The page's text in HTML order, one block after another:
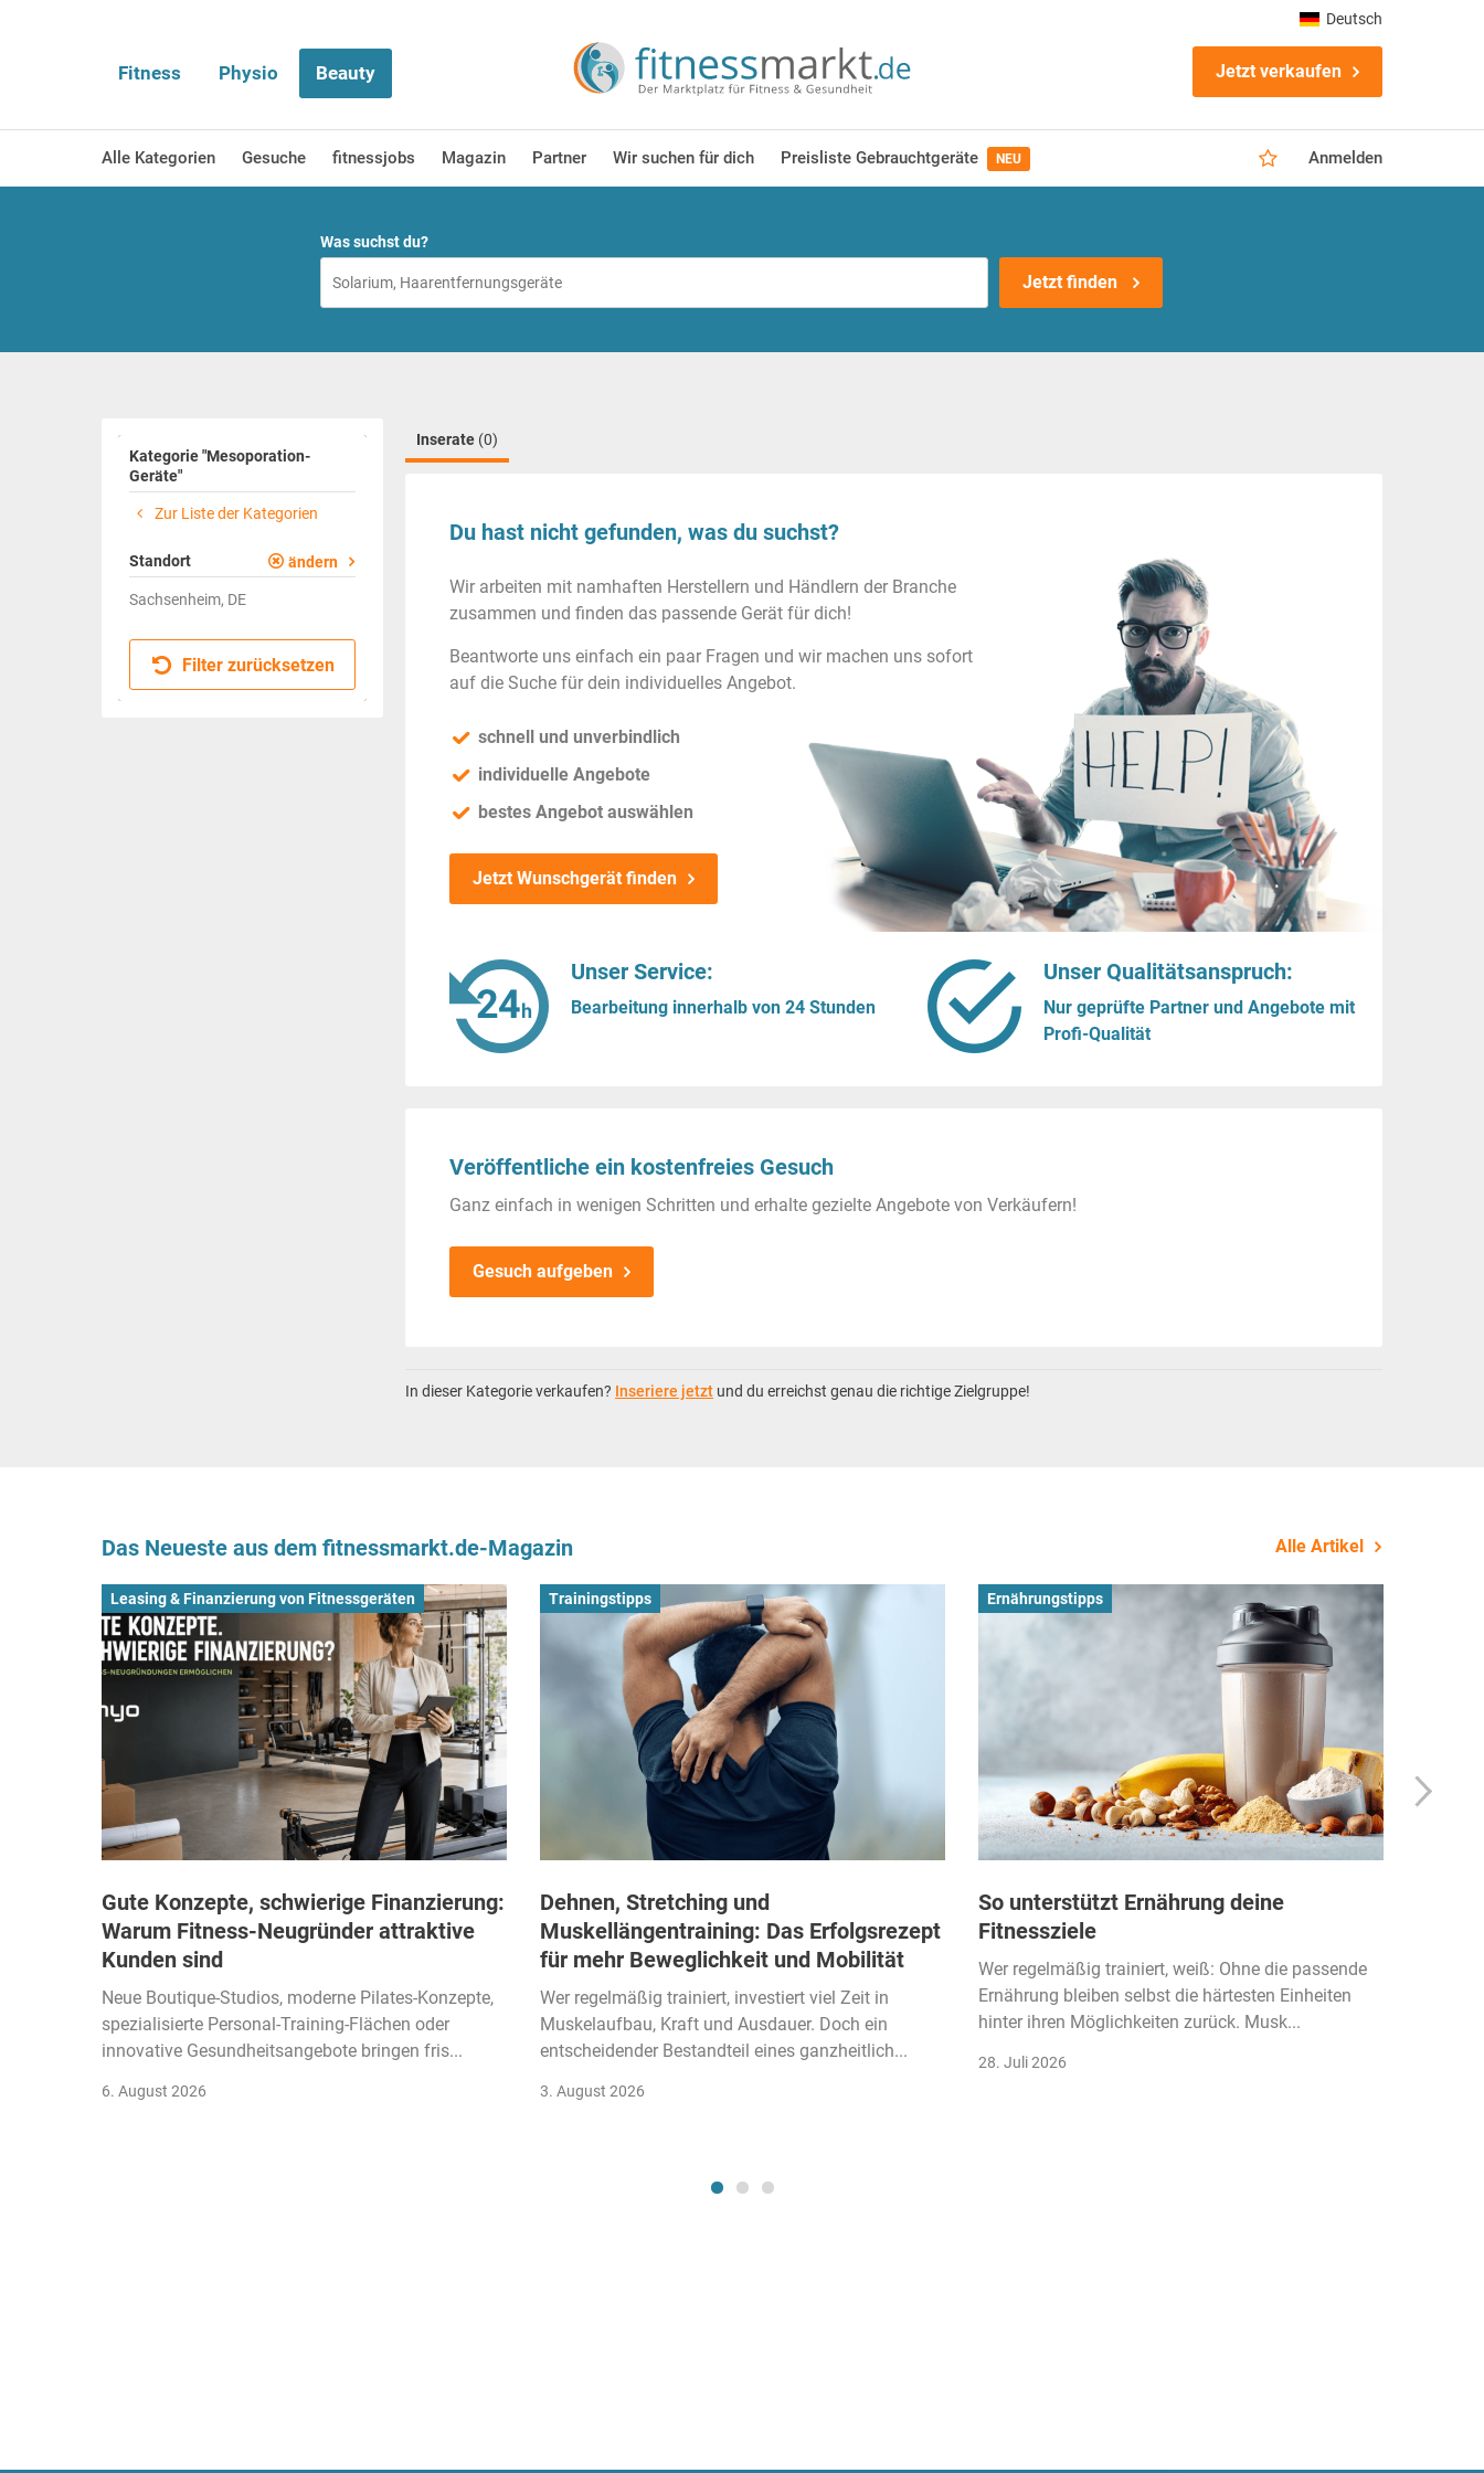
Fitness Physio Beauty Jetzt verkaufen
Alle Kategorien Gesuche fitnessjobs Magazin Partner Wir suchen für dich Preisliste Gebrauchtgeräte NEU Anmelden
Deutsch
Was suchst du?
Jetzt finden
Kategorie "Mesoporation-
Geräte"
Zur Liste der Kategorien
Standort ändern
Sachsenheim, DE
Filter zurücksetzen
Inserate (0)
Du hast nicht gefunden, was du suchst?
Wir arbeiten mit namhaften Herstellern und Händlern der Branche
zusammen und finden das passende Gerät für dich!
Beantworte uns einfach ein paar Fragen und wir machen uns sofort
auf die Suche für dein individuelles Angebot.
schnell und unverbindlich
individuelle Angebote
bestes Angebot auswählen
Jetzt Wunschgerät finden
Unser Service:
Bearbeitung innerhalb von 24 Stunden
Unser Qualitätsanspruch:
Nur geprüfte Partner und Angebote mit
Profi-Qualität
Veröffentliche ein kostenfreies Gesuch
Ganz einfach in wenigen Schritten und erhalte gezielte Angebote von Verkäufern!
Gesuch aufgeben
In dieser Kategorie verkaufen? Inseriere jetzt und du erreichst genau die richtige Zielgruppe!
Das Neueste aus dem fitnessmarkt.de-Magazin Alle Artikel
Leasing & Finanzierung von Fitnessgeräten
Gute Konzepte, schwierige Finanzierung:
Warum Fitness-Neugründer attraktive
Kunden sind
Neue Boutique-Studios, moderne Pilates-Konzepte,
spezialisierte Personal-Training-Flächen oder
innovative Gesundheitsangebote bringen fris...
6. August 2026
Trainingstipps
Dehnen, Stretching und
Muskellängentraining: Das Erfolgsrezept
für mehr Beweglichkeit und Mobilität
Wer regelmäßig trainiert, investiert viel Zeit in
Muskelaufbau, Kraft und Ausdauer. Doch ein
entscheidender Bestandteil eines ganzheitlich...
3. August 2026
Ernährungstipps
So unterstützt Ernährung deine
Fitnessziele
Wer regelmäßig trainiert, weiß: Ohne die passende
Ernährung bleiben selbst die härtesten Einheiten
hinter ihren Möglichkeiten zurück. Musk...
28. Juli 2026